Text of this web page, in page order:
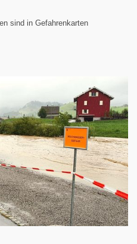
sind in Gefahrenkarten